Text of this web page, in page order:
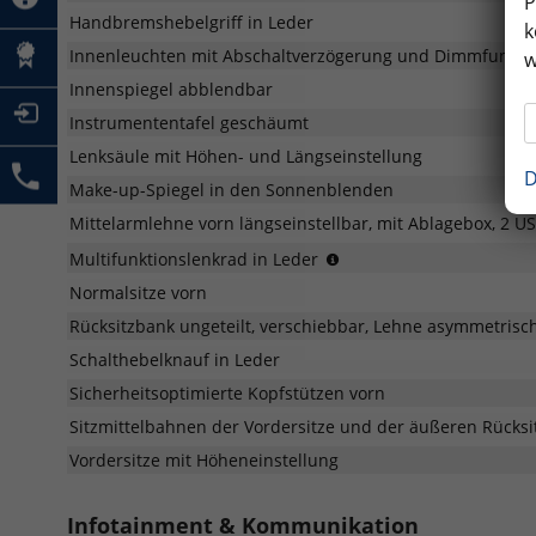
Handbremshebelgriff in Leder
Innenleuchten mit Abschaltverzögerung und
Innenspiegel abblendbar
Instrumententafel geschäumt
Lenksäule mit Höhen- und Längseinstellung
Make-up-Spiegel in den Sonnenblenden
Mittelarmlehne vorn längseinstellbar, mit Ablagebox, 2
Multifunktionslenkrad in Leder
Schaltwippen)
Normalsitze vorn
Rücksitzbank ungeteilt, verschiebbar, Lehne
Schalthebelknauf in Leder
Sicherheitsoptimierte Kopfstützen vorn
Sitzmittelbahnen der Vordersitze und der äußeren
Vordersitze mit Höheneinstellung
Infotainment & Kommunikation